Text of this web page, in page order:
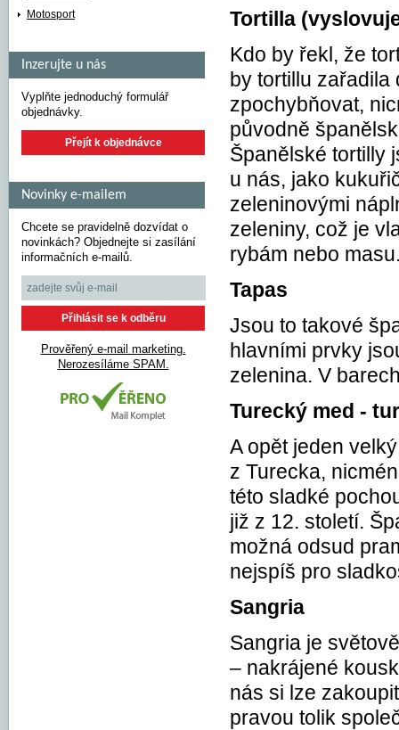
Motosport
Inzerujte u nás
Vyplňte jednoduchý formulář
objednávky.
Přejít k objednávce
Novinky e-mailem
Chcete se pravidelně dozvídat o
novinkách? Objednejte si zasílání
informačních e-mailů.
Prověřený e-mail marketing.
Nerozesíláme SPAM.
Tortilla
Kdo by řekl, že
by tortillu
zpochybňovat,
původně
Španělské tortilly
u nás, jako
zeleninovými
zeleniny, což je
rybám nebo
Tapas
Jsou to takové
hlavními prvky
zelenina. V
Turecký med -
A opět jeden
z Turecka,
této sladké
již z 12. století.
možná odsud
nejspíš pro
Sangria
Sangria je
– nakrájené
nás si lze
pravou tolik